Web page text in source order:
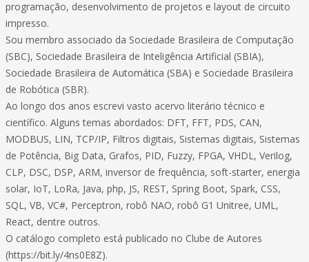
programação, desenvolvimento de projetos e layout de circuito
impresso.
Sou membro associado da Sociedade Brasileira de Computação
(SBC), Sociedade Brasileira de Inteligência Artificial (SBIA),
Sociedade Brasileira de Automática (SBA) e Sociedade Brasileira
de Robótica (SBR).
Ao longo dos anos escrevi vasto acervo literário técnico e
científico. Alguns temas abordados: DFT, FFT, PDS, CAN,
MODBUS, LIN, TCP/IP, Filtros digitais, Sistemas digitais, Sistemas
de Potência, Big Data, Grafos, PID, Fuzzy, FPGA, VHDL, Verilog,
CLP, DSC, DSP, ARM, inversor de frequência, soft-starter, energia
solar, IoT, LoRa, Java, php, JS, REST, Spring Boot, Spark, CSS,
SQL, VB, VC#, Perceptron, robô NAO, robô G1 Unitree, UML,
React, dentre outros.
O catálogo completo está publicado no Clube de Autores
(https://bit.ly/4ns0E8Z).